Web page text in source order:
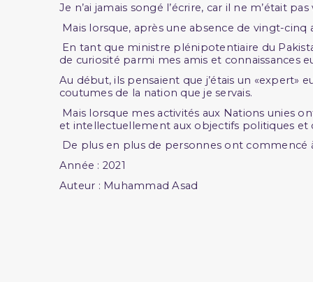
Je n’ai jamais songé l’écrire, car il ne m’était
Mais lorsque, après une absence de vingt-cinq
En tant que ministre plénipotentiaire du
de curiosité parmi mes amis et connaissances
Au début, ils pensaient que j’étais un
coutumes de la nation que je servais.
Mais lorsque mes activités aux Nations unies
et intellectuellement aux objectifs politiques et
De plus en plus de personnes ont commencé
Année : 2021
Auteur : Muhammad Asad